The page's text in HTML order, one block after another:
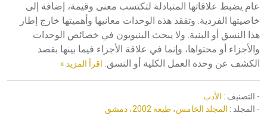
عام يضبط علاقاتها المتبادلة لتكتسب معنى وقيمة، إضافة إلى
خاصيتها الفردية. وتفقد هذه الوحدات معانيها وأهميتها خارج إطار
هذا النسق أو البنية. ولا يبحث البنيويون في خصائص الوحدات
والأجزاء أو محتواها، وإنما في علاقة الأجزاء فيما بينها بقصد
الكشف عن وحدة العمل الكلية أو النسق. اقرأ المزيد »
- التصنيف : الأدب
- المجلد : المجلد الخامس، طبعة 2002، دمشق